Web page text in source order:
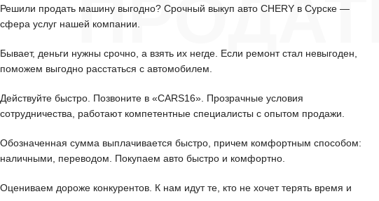
ПРОДАТЬ
Решили продать машину выгодно? Срочный выкуп авто CHERY в Сурске —
сфера услуг нашей компании.
Бывает, деньги нужны срочно, а взять их негде. Если ремонт стал невыгоден,
поможем выгодно расстаться с автомобилем.
Действуйте быстро. Позвоните в «CARS16». Прозрачные условия
сотрудничества, работают компетентные специалисты с опытом продажи.
Обозначенная сумма выплачивается быстро, причем комфортным способом:
наличными, переводом. Покупаем авто быстро и комфортно.
Оцениваем дороже конкурентов. К нам идут те, кто не хочет терять время и